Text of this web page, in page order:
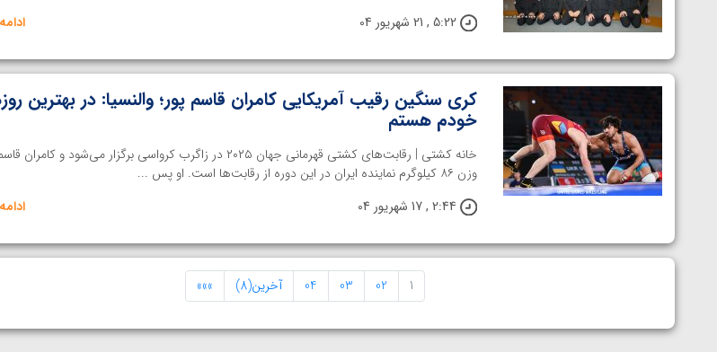
5:22 , 21 شهریور 04
کری سنگین رقیب آمریکایی کامران قاسم پور؛ والنسیا: در بهترین
خودم هستم
خانه کشتی | رقابت‌های کشتی قهرمانی جهان ۲۰۲۵ در زاگرب کرواسی برگزار می‌شود و
وزن ۸۶ کیلوگرم نماینده ایران در این دوره از رقابت‌ها است. او پس ...
2:44 , 17 شهریور 04
1
02
03
04 آخرین(8) »»»